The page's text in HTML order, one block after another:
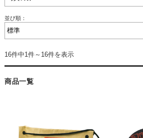
並び順：
16件中1件～16件を表示
商品一覧